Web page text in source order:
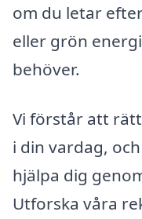
om du letar
eller grön
behöver.
Vi förstår att
i din vardag,
hjälpa dig
Utforska våra